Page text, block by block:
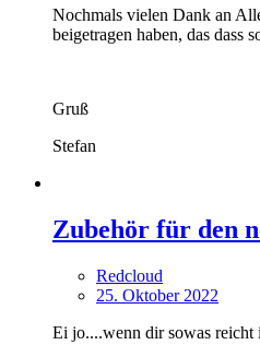
Nochmals vielen Dank an
beigetragen haben, das dass
Gruß
Stefan
Zubehör für den
Redcloud
25. Oktober 2022
Ei jo....wenn dir sowas reicht